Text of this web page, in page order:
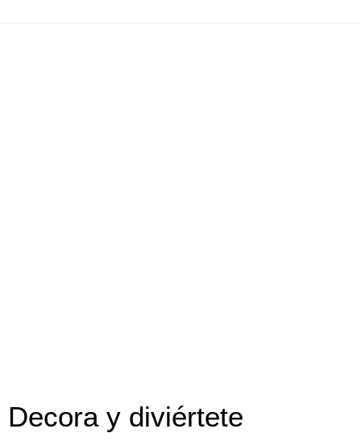
Decora y diviértete